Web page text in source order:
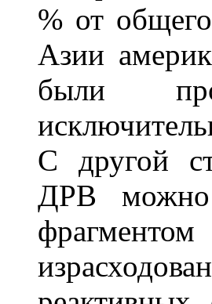
% от
Азии
были
С другой
ДРВ можно